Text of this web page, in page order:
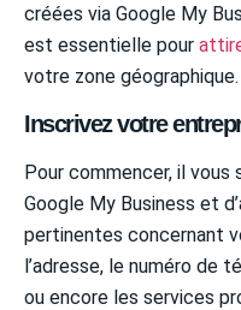
créées via Google My
est essentielle pour
votre zone géographique.
Inscrivez votre
Pour commencer, il
Google My Business et
pertinentes concernant
l’adresse, le numéro de
ou encore les services